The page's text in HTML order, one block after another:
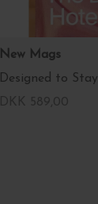
New Mags
Designed to Stay